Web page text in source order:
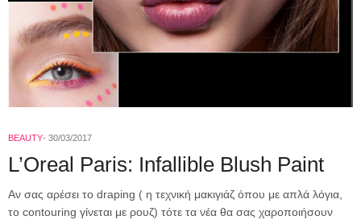
BEAUTY 30/03/2017
L’Oreal Paris: Infallible Blush Paint
Αν σας αρέσει το draping ( η τεχνική μακιγιάζ όπου με απλά λόγια,
το contouring γίνεται με ρουζ) τότε τα νέα θα σας χαροποιήσουν